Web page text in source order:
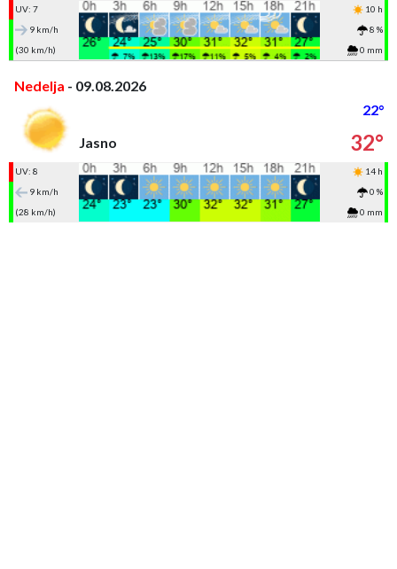
UV: 7
10 h
9 km/h
8 %
(30 km/h)
0 mm
Nedelja - 09.08.2026
22°
Jasno
32°
UV: 8
14 h
9 km/h
0 %
(28 km/h)
0 mm